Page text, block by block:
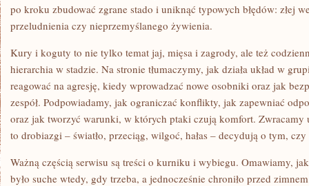
po kroku zbudować zgrane stado i uniknąć typowych błędów: złej
przeludnienia czy nieprzemyślanego żywienia.
Kury i koguty to nie tylko temat jaj, mięsa i zagrody, ale też
hierarchia w stadzie. Na stronie tłumaczymy, jak działa układ w
reagować na agresję, kiedy wprowadzać nowe osobniki oraz jak
zespół. Podpowiadamy, jak ograniczać konflikty, jak zapewniać
oraz jak tworzyć warunki, w których ptaki czują komfort. Zwracamy
to drobiazgi – światło, przeciąg, wilgoć, hałas – decydują o tym,
Ważną częścią serwisu są treści o kurniku i wybiegu. Omawiamy,
było suche wtedy, gdy trzeba, a jednocześnie chroniło przed